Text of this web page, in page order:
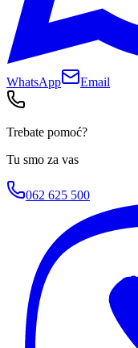
WhatsApp Email
Trebate pomoć?
Tu smo za vas
062 625 500